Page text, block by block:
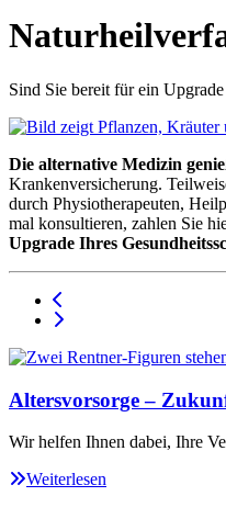
Sind Sie bereit für ein
Die alternative Medizin
Krankenversicherung.
durch Physiotherapeuten,
mal konsultieren, zahlen Sie
Upgrade Ihres
Altersvorsorge –
Wir helfen Ihnen dabei, Ihre
Weiterlesen